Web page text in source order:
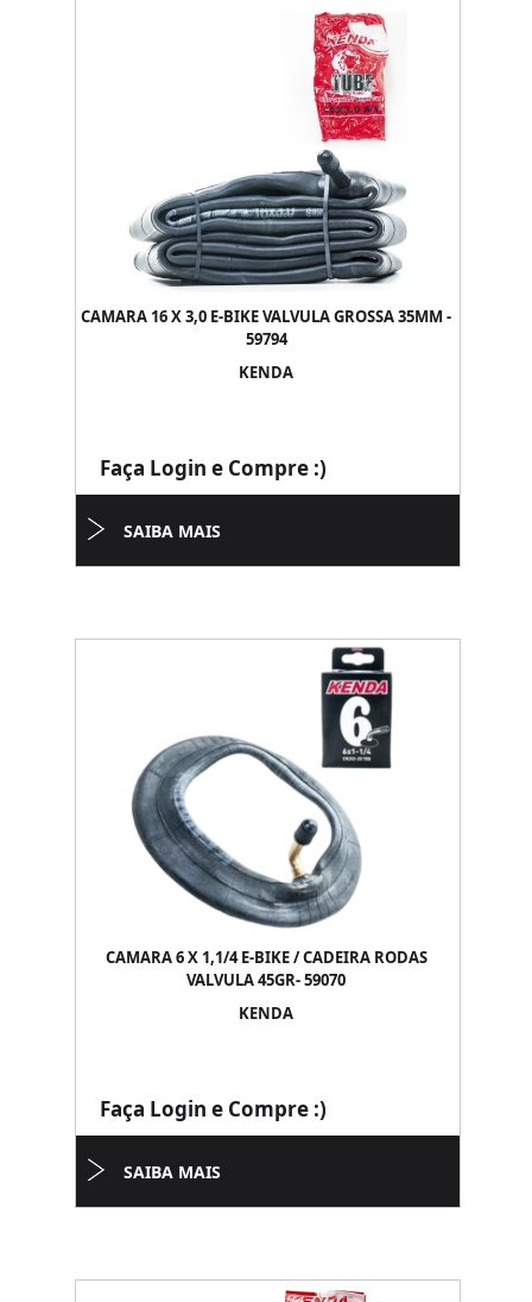
CAMARA 16 X 3,0 E-BIKE VALVULA GROSSA 35MM -
59794
KENDA
Faça Login e Compre :)
SAIBA MAIS
CAMARA 6 X 1,1/4 E-BIKE / CADEIRA RODAS
VALVULA 45GR- 59070
KENDA
Faça Login e Compre :)
SAIBA MAIS